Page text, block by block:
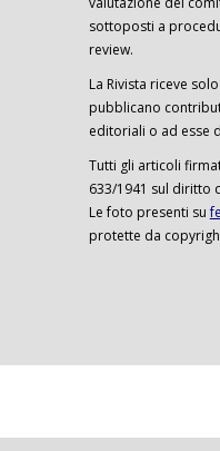
sottoposti a
review.
La Rivista riceve
pubblicano
editoriali o ad esse
Tutti gli articoli
633/1941 sul diritto
Le foto presenti su
protette da